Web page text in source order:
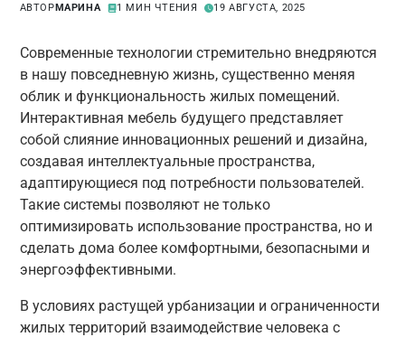
АВТОРМАРИНА 1 МИН ЧТЕНИЯ 19 АВГУСТА, 2025
Современные технологии стремительно внедряются
в нашу повседневную жизнь, существенно меняя
облик и функциональность жилых помещений.
Интерактивная мебель будущего представляет
собой слияние инновационных решений и дизайна,
создавая интеллектуальные пространства,
адаптирующиеся под потребности пользователей.
Такие системы позволяют не только
оптимизировать использование пространства, но и
сделать дома более комфортными, безопасными и
энергоэффективными.
В условиях растущей урбанизации и ограниченности
жилых территорий взаимодействие человека с